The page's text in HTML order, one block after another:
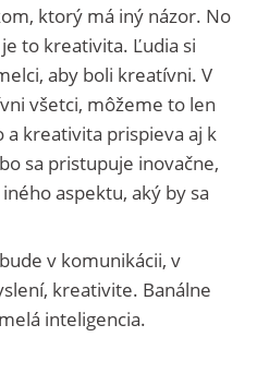
ktorý má iný názor. No
to kreativita. Ľudia si
aby boli kreatívni. V
všetci, môžeme to len
a kreativita prispieva aj k
sa pristupuje inovačne,
aspektu, aký by sa
v komunikácii, v
kreativite. Banálne
inteligencia.